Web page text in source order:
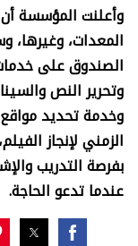
وأعلنت المؤسسة
المعدات،
الصندوق على
وتحرير النص
وخدمة تحديد مواقع
الزمني لإنجاز
بفرصة التدريب
عندما تدعو الحاجة.